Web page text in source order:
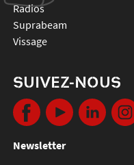
radios
suprabeam
vissage
SUIVEZ-NOUS
Newsletter